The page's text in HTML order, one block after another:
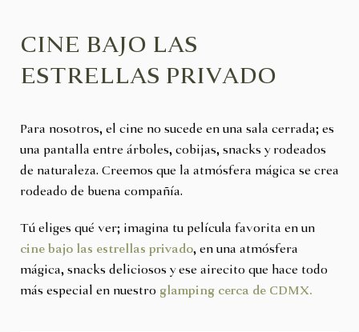
CINE BAJO LAS
ESTRELLAS PRIVADO
Para nosotros, el cine no sucede en una sala cerrada; es
una pantalla entre árboles, cobijas, snacks y rodeados
de naturaleza. Creemos que la atmósfera mágica se crea
rodeado de buena compañía.
Tú eliges qué ver; imagina tu película favorita en un
cine bajo las estrellas privado, en una atmósfera
mágica, snacks deliciosos y ese airecito que hace todo
más especial en nuestro glamping cerca de CDMX.